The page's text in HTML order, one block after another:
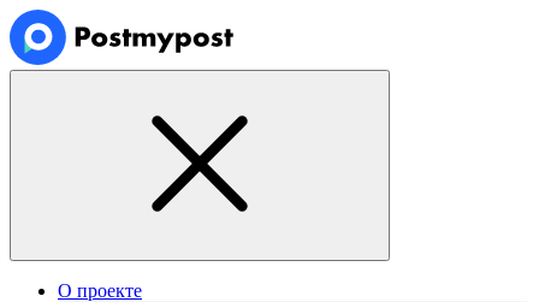
О проекте